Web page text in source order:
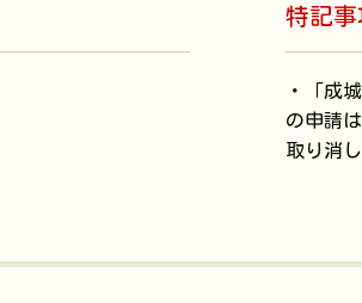
特記事
・「成
の申請
取り消